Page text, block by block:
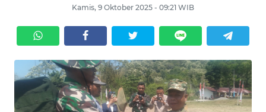
Kamis, 9 Oktober 2025 - 09:21 WIB
SERBI
LABUAN
BAJO
OPINI